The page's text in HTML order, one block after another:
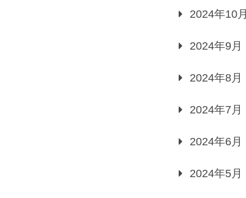
2024年10月
2024年9月
2024年8月
2024年7月
2024年6月
2024年5月